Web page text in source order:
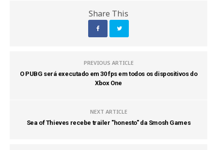
Share This
PREVIOUS ARTICLE
O PUBG será executado em 30 fps em todos os dispositivos do
Xbox One
NEXT ARTICLE
Sea of Thieves recebe trailer "honesto" da Smosh Games